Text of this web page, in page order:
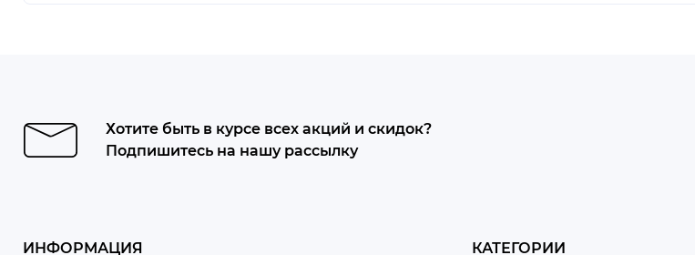
Хотите быть в курсе всех акций и скидок?
Подпишитесь на нашу рассылку
ИНФОРМАЦИЯ КАТЕГОРИИ